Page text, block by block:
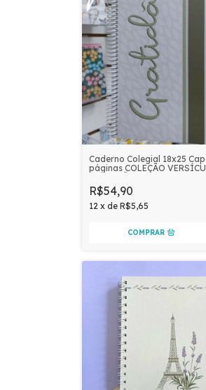
Caderno Colegial 18x25
páginas COLEÇÃO
R$54,90
12 x de R$5,65